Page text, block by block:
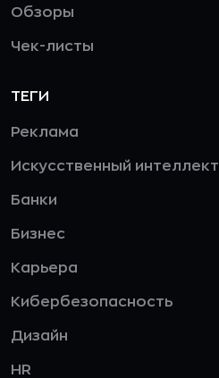
Обзоры
Чек-листы
ТЕГИ
Реклама
Искусственный интеллект
Банки
Бизнес
Карьера
Кибербезопасность
Дизайн
HR